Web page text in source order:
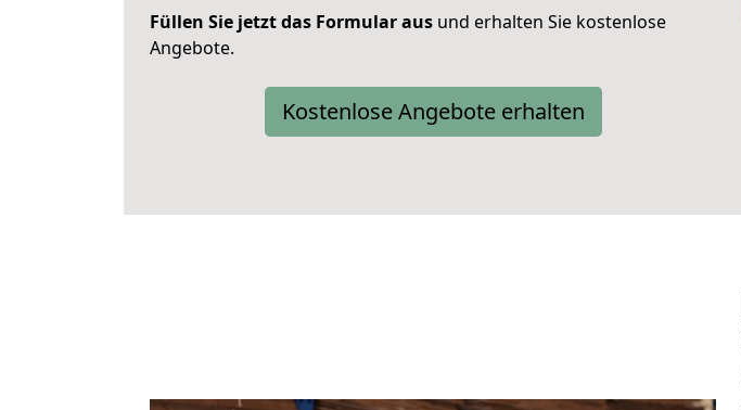
Füllen Sie jetzt das Formular aus und erhalten Sie kostenlose
Angebote.
Kostenlose Angebote erhalten